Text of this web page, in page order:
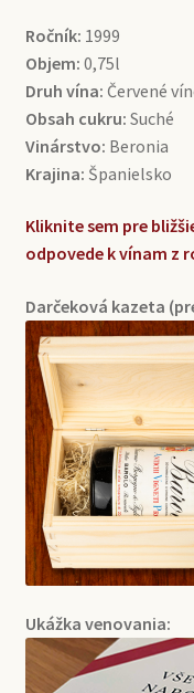
Ročník: 1999
Objem: 0,75l
Druh vína: Červené
Obsah cukru: Suché
Vinárstvo: Beronia
Krajina: Španielsko
Kliknite sem pre
odpovede k vínam z
Darčeková kazeta
Ukážka venovania: